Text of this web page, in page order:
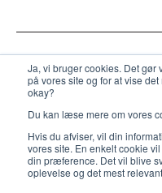
Ja, vi bruger cookies. Det gør
på vores site og for at vise
okay?
Du kan læse mere om vores
Hvis du afviser, vil din
vores site. En enkelt cookie
din præference. Det vil blive
oplevelse og det mest
Hauser Plads 20, 1. -